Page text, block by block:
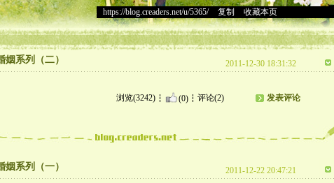
https://blog.creaders.net/u/5365/> 复制 收藏本页
系列（二） 2011-12-30 18:31:32
浏览(3242) (0) 评论(2) 发表评论
系列（一） 2011-12-22 20:47:21